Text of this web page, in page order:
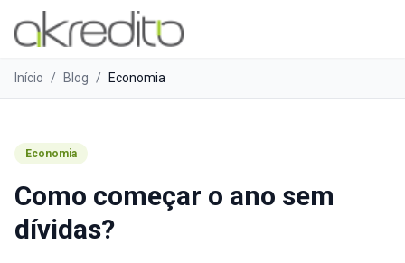
Início / Blog / Economia
Economia
Como começar o ano sem
dívidas?